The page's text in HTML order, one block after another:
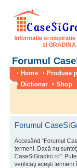
Informatie si
si GRADINA
Forumul
Home Produse
Dictionar
Shop
Forumul
Accesând “Forumul
termeni. Dacă nu
CaseSiGradini.ro”.
verificaţi aceşti termeni